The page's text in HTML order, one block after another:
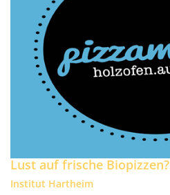
Lust auf frische Biopizzen?
Institut Hartheim